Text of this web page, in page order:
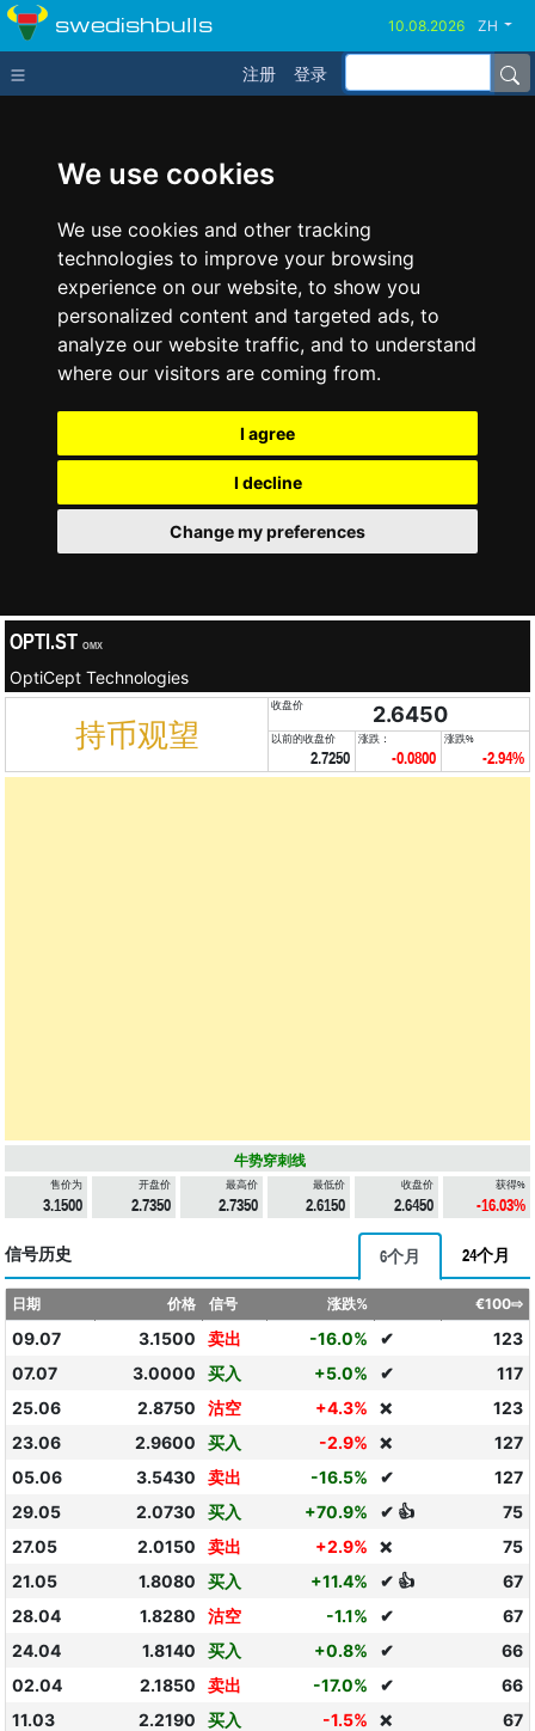
We use cookies
We use cookies and other tracking
technologies to improve your browsing
experience on our website, to show you
personalized content and targeted ads, to
analyze our website traffic, and to understand
where our visitors are coming from.
I agree
I decline
Change my preferences
swedishbulls ZH
注册 登录
OPTI.ST OMX
OptiCept Technologies
持币观望
收盘价 2.6450
以前的收盘价
2.7250
涨跌：
-0.0800
涨跌%
-2.94%
牛势穿刺线
售价为
3.1500
开盘价
2.7350
最高价
2.7350
最低价
2.6150
收盘价
2.6450
获得%
-16.03%
信号历史 6个月 24个月
日期 价格 信号 涨跌% €100⇨
09.07 3.1500 卖出 -16.0% ✔
123
07.07
3.0000 买入 +5.0% ✔
117
25.06
2.8750 沽空 +4.3% ❌
123
23.06
2.9600 买入 -2.9% ❌
127
05.06
3.5430 卖出 -16.5% ✔
127
29.05
2.0730 买入 +70.9% ✔ 👍
75
27.05
2.0150 卖出 +2.9% ❌
75
21.05
1.8080 买入 +11.4% ✔ 👍
67
28.04
1.8280 沽空 -1.1% ✔
67
24.04
1.8140 买入 +0.8% ✔
66
02.04
2.1850 卖出 -17.0% ✔
66
11.03
2.2190 买入 -1.5% ❌
67